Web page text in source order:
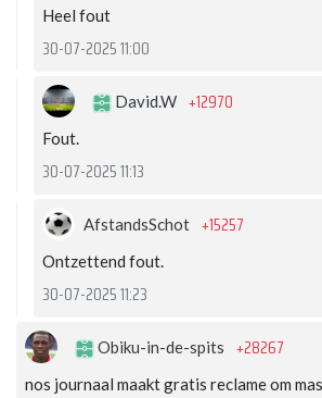
Heel fout
30-07-2025 11:00
David.W +12970
Fout.
30-07-2025 11:13
AfstandsSchot +15257
Ontzettend fout.
30-07-2025 11:23
Obiku-in-de-spits +28267
nos journaal maakt gratis reclame om